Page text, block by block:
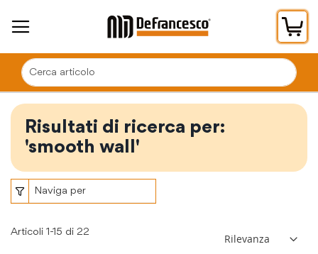
Risultati di ricerca per:
'smooth wall'
Articoli 1-15 di 22
Naviga per